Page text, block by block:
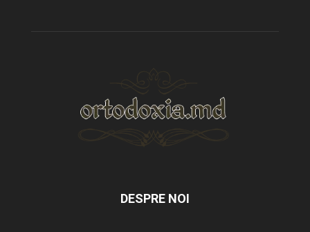
DESPRE NOI